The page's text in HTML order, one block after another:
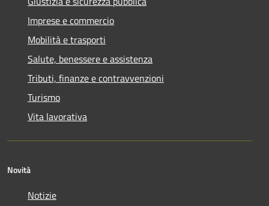
Imprese e commercio
Mobilità e trasporti
Salute, benessere e assistenza
Tributi, finanze e contravvenzioni
Turismo
Vita lavorativa
Novità
Notizie